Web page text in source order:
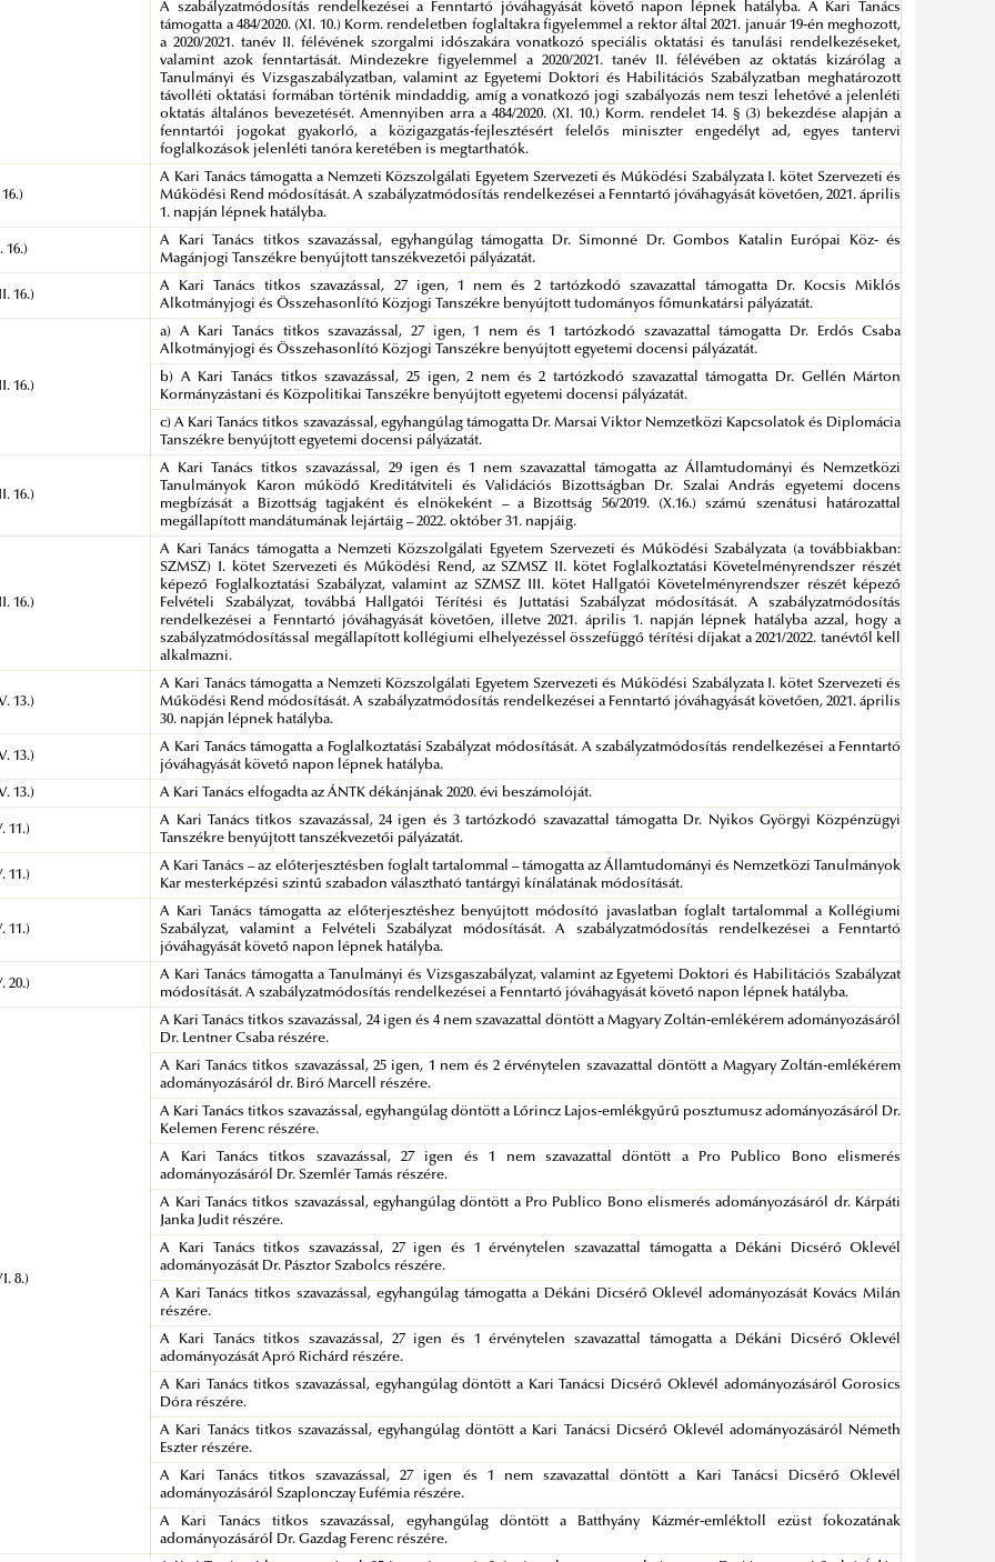
A szabályzatmódosítás rendelkezései a Fenntartó jóváhagyását követő napon lépnek hatályba. A Kari Tanács
támogatta a 484/2020. (XI. 10.) Korm. rendeletben foglaltakra figyelemmel a rektor által 2021. január 19-én meghozott,
a 2020/2021. tanév II. félévének szorgalmi időszakára vonatkozó speciális oktatási és tanulási rendelkezéseket,
valamint azok fenntartását. Mindezekre figyelemmel a 2020/2021. tanév II. félévében az oktatás kizárólag a
Tanulmányi és Vizsgaszabályzatban, valamint az Egyetemi Doktori és Habilitációs Szabályzatban meghatározott
távolléti oktatási formában történik mindaddig, amíg a vonatkozó jogi szabályozás nem teszi lehetővé a jelenléti
oktatás általános bevezetését. Amennyiben arra a 484/2020. (XI. 10.) Korm. rendelet 14. § (3) bekezdése alapján a
fenntartói jogokat gyakorló, a közigazgatás-fejlesztésért felelős miniszter engedélyt ad, egyes tantervi
foglalkozások jelenléti tanóra keretében is megtarthatók.
A Kari Tanács támogatta a Nemzeti Közszolgálati Egyetem Szervezeti és Működési Szabályzata I. kötet Szervezeti és
Működési Rend módosítását. A szabályzatmódosítás rendelkezései a Fenntartó jóváhagyását követően, 2021. április
1. napján lépnek hatályba.
16.)
A Kari Tanács titkos szavazással, egyhangúlag támogatta Dr. Simonné Dr. Gombos Katalin Európai Köz- és
Magánjogi Tanszékre benyújtott tanszékvezetői pályázatát.
16.)
A Kari Tanács titkos szavazással, 27 igen, 1 nem és 2 tartózkodó szavazattal támogatta Dr. Kocsis Miklós
Alkotmányjogi és Összehasonlító Közjogi Tanszékre benyújtott tudományos főmunkatársi pályázatát.
16.)
a) A Kari Tanács titkos szavazással, 27 igen, 1 nem és 1 tartózkodó szavazattal támogatta Dr. Erdős Csaba
Alkotmányjogi és Összehasonlító Közjogi Tanszékre benyújtott egyetemi docensi pályázatát.
b) A Kari Tanács titkos szavazással, 25 igen, 2 nem és 2 tartózkodó szavazattal támogatta Dr. Gellén Márton
Kormányzástani és Közpolitikai Tanszékre benyújtott egyetemi docensi pályázatát.
c) A Kari Tanács titkos szavazással, egyhangúlag támogatta Dr. Marsai Viktor Nemzetközi Kapcsolatok és Diplomácia
Tanszékre benyújtott egyetemi docensi pályázatát.
16.)
A Kari Tanács titkos szavazással, 29 igen és 1 nem szavazattal támogatta az Államtudományi és Nemzetközi
Tanulmányok Karon működő Kreditátviteli és Validációs Bizottságban Dr. Szalai András egyetemi docens
megbízását a Bizottság tagjaként és elnökeként – a Bizottság 56/2019. (X.16.) számú szenátusi határozattal
megállapított mandátumának lejártáig – 2022. október 31. napjáig.
16.)
A Kari Tanács támogatta a Nemzeti Közszolgálati Egyetem Szervezeti és Működési Szabályzata (a továbbiakban:
SZMSZ) I. kötet Szervezeti és Működési Rend, az SZMSZ II. kötet Foglalkoztatási Követelményrendszer részét
képező Foglalkoztatási Szabályzat, valamint az SZMSZ III. kötet Hallgatói Követelményrendszer részét képező
Felvételi Szabályzat, továbbá Hallgatói Térítési és Juttatási Szabályzat módosítását. A szabályzatmódosítás
rendelkezései a Fenntartó jóváhagyását követően, illetve 2021. április 1. napján lépnek hatályba azzal, hogy a
szabályzatmódosítással megállapított kollégiumi elhelyezéssel összefüggő térítési díjakat a 2021/2022. tanévtől kell
alkalmazni.
13.)
A Kari Tanács támogatta a Nemzeti Közszolgálati Egyetem Szervezeti és Működési Szabályzata I. kötet Szervezeti és
Működési Rend módosítását. A szabályzatmódosítás rendelkezései a Fenntartó jóváhagyását követően, 2021. április
30. napján lépnek hatályba.
13.)
A Kari Tanács támogatta a Foglalkoztatási Szabályzat módosítását. A szabályzatmódosítás rendelkezései a Fenntartó
jóváhagyását követő napon lépnek hatályba.
13.) A Kari Tanács elfogadta az ÁNTK dékánjának 2020. évi beszámolóját.
11.)
A Kari Tanács titkos szavazással, 24 igen és 3 tartózkodó szavazattal támogatta Dr. Nyikos Györgyi Közpénzügyi
Tanszékre benyújtott tanszékvezetői pályázatát.
11.)
A Kari Tanács – az előterjesztésben foglalt tartalommal – támogatta az Államtudományi és Nemzetközi Tanulmányok
Kar mesterképzési szintű szabadon választható tantárgyi kínálatának módosítását.
11.)
A Kari Tanács támogatta az előterjesztéshez benyújtott módosító javaslatban foglalt tartalommal a Kollégiumi
Szabályzat, valamint a Felvételi Szabályzat módosítását. A szabályzatmódosítás rendelkezései a Fenntartó
jóváhagyását követő napon lépnek hatályba.
20.)
A Kari Tanács támogatta a Tanulmányi és Vizsgaszabályzat, valamint az Egyetemi Doktori és Habilitációs Szabályzat
módosítását. A szabályzatmódosítás rendelkezései a Fenntartó jóváhagyását követő napon lépnek hatályba.
8.)
A Kari Tanács titkos szavazással, 24 igen és 4 nem szavazattal döntött a Magyary Zoltán-emlékérem adományozásáról
Dr. Lentner Csaba részére.
A Kari Tanács titkos szavazással, 25 igen, 1 nem és 2 érvénytelen szavazattal döntött a Magyary Zoltán-emlékérem
adományozásáról dr. Biró Marcell részére.
A Kari Tanács titkos szavazással, egyhangúlag döntött a Lőrincz Lajos-emlékgyűrű posztumusz adományozásáról Dr.
Kelemen Ferenc részére.
A Kari Tanács titkos szavazással, 27 igen és 1 nem szavazattal döntött a Pro Publico Bono elismerés
adományozásáról Dr. Szemlér Tamás részére.
A Kari Tanács titkos szavazással, egyhangúlag döntött a Pro Publico Bono elismerés adományozásáról dr. Kárpáti
Janka Judit részére.
A Kari Tanács titkos szavazással, 27 igen és 1 érvénytelen szavazattal támogatta a Dékáni Dicsérő Oklevél
adományozását Dr. Pásztor Szabolcs részére.
A Kari Tanács titkos szavazással, egyhangúlag támogatta a Dékáni Dicsérő Oklevél adományozását Kovács Milán
részére.
A Kari Tanács titkos szavazással, 27 igen és 1 érvénytelen szavazattal támogatta a Dékáni Dicsérő Oklevél
adományozását Apró Richárd részére.
A Kari Tanács titkos szavazással, egyhangúlag döntött a Kari Tanácsi Dicsérő Oklevél adományozásáról Gorosics
Dóra részére.
A Kari Tanács titkos szavazással, egyhangúlag döntött a Kari Tanácsi Dicsérő Oklevél adományozásáról Németh
Eszter részére.
A Kari Tanács titkos szavazással, 27 igen és 1 nem szavazattal döntött a Kari Tanácsi Dicsérő Oklevél
adományozásáról Szaplonczay Eufémia részére.
A Kari Tanács titkos szavazással, egyhangúlag döntött a Batthyány Kázmér-emléktoll ezüst fokozatának
adományozásáról Dr. Gazdag Ferenc részére.